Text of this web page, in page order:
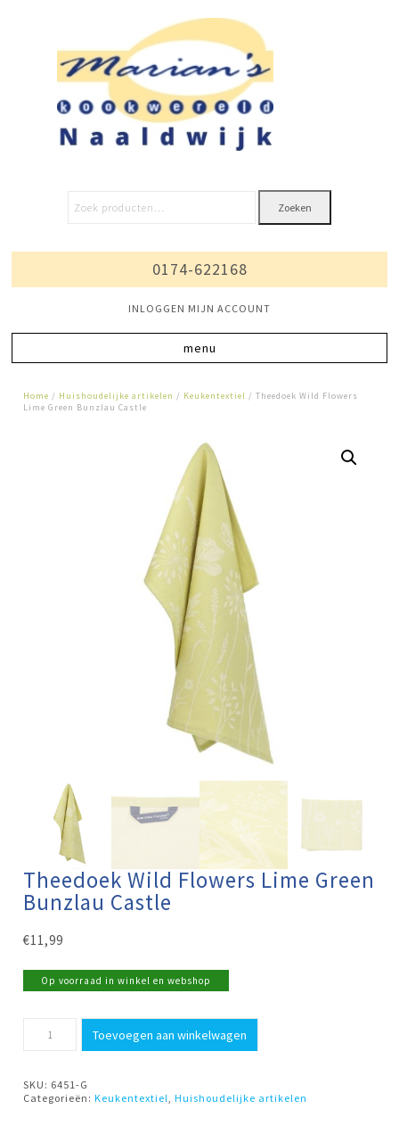
Zoeken
0174-622168
INLOGGEN MIJN ACCOUNT
Home / Huishoudelijke artikelen / Keukentextiel / Theedoek Wild Flowers
Lime Green Bunzlau Castle
Theedoek Wild Flowers Lime Green
Bunzlau Castle
€11,99
Op voorraad in winkel en webshop
Bunzlau
Castle
Toevoegen aan winkelwagen
SKU: 6451-G
Categorieën:Keukentextiel ,Huishoudelijke artikelen